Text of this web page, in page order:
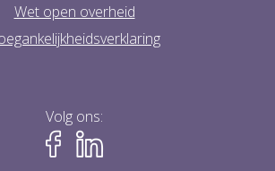
Wet open overheid
Volg ons: